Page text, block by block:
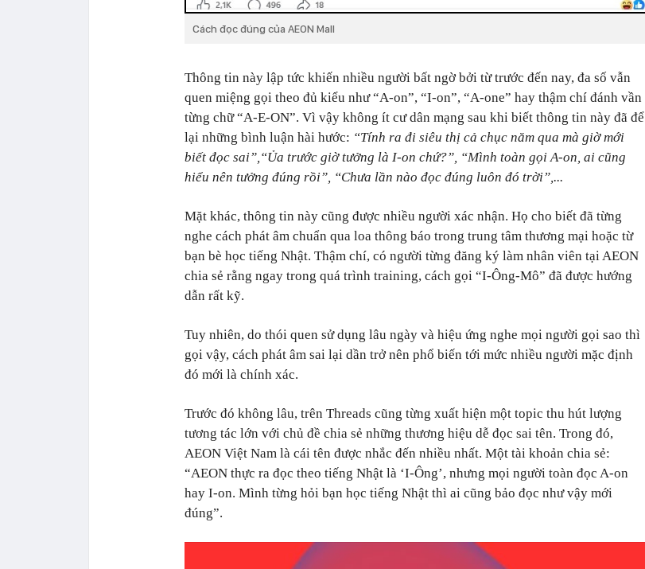
Cách đọc đúng của AEON Mall
Thông tin này lập tức khiến nhiều người bất ngờ bởi từ trước đến nay, đa số vẫn
quen miệng gọi theo đủ kiểu như “A-on”, “I-on”, “A-one” hay thậm chí đánh vần
từng chữ “A-E-ON”. Vì vậy không ít cư dân mạng sau khi biết thông tin này đã để
lại những bình luận hài hước: “Tính ra đi siêu thị cả chục năm qua mà giờ mới
biết đọc sai”,“Ủa trước giờ tưởng là I-on chứ?”, “Mình toàn gọi A-on, ai cũng
hiểu nên tưởng đúng rồi”, “Chưa lần nào đọc đúng luôn đó trời”,...
Mặt khác, thông tin này cũng được nhiều người xác nhận. Họ cho biết đã từng
nghe cách phát âm chuẩn qua loa thông báo trong trung tâm thương mại hoặc từ
bạn bè học tiếng Nhật. Thậm chí, có người từng đăng ký làm nhân viên tại AEON
chia sẻ rằng ngay trong quá trình training, cách gọi “I-Ông-Mô” đã được hướng
dẫn rất kỹ.
Tuy nhiên, do thói quen sử dụng lâu ngày và hiệu ứng nghe mọi người gọi sao thì
gọi vậy, cách phát âm sai lại dần trở nên phổ biến tới mức nhiều người mặc định
đó mới là chính xác.
Trước đó không lâu, trên Threads cũng từng xuất hiện một topic thu hút lượng
tương tác lớn với chủ đề chia sẻ những thương hiệu dễ đọc sai tên. Trong đó,
AEON Việt Nam là cái tên được nhắc đến nhiều nhất. Một tài khoản chia sẻ:
“AEON thực ra đọc theo tiếng Nhật là ‘I-Ông’, nhưng mọi người toàn đọc A-on
hay I-on. Mình từng hỏi bạn học tiếng Nhật thì ai cũng bảo đọc như vậy mới
đúng”.